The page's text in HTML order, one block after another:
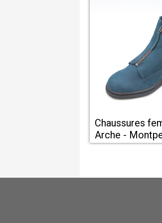
Chaussures
Arche -